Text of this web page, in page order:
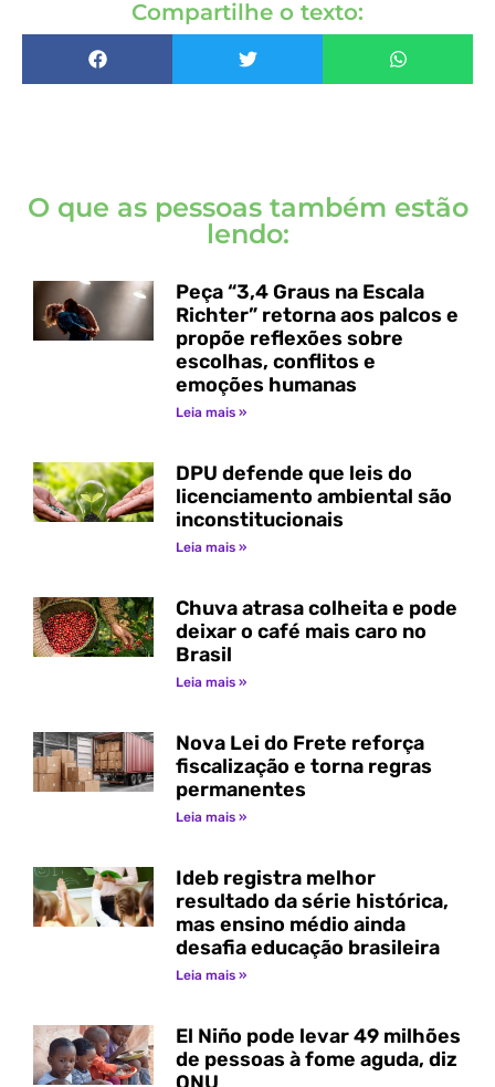
Compartilhe o texto:
O que as pessoas também estão
lendo:
Peça “3,4 Graus na Escala
Richter” retorna aos palcos e
propõe reflexões sobre
escolhas, conflitos e
emoções humanas
Leia mais »
DPU defende que leis do
licenciamento ambiental são
inconstitucionais
Leia mais »
Chuva atrasa colheita e pode
deixar o café mais caro no
Brasil
Leia mais »
Nova Lei do Frete reforça
fiscalização e torna regras
permanentes
Leia mais »
Ideb registra melhor
resultado da série histórica,
mas ensino médio ainda
desafia educação brasileira
Leia mais »
El Niño pode levar 49 milhões
de pessoas à fome aguda, diz